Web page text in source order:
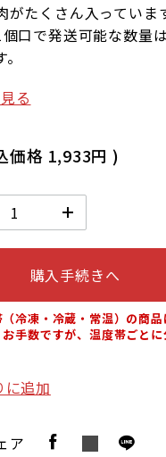
たくさん入っていま
口で発送可能な数量
る
価格 1,933円 )
購入手続きへ
冷凍・冷蔵・常温）の商
手数ですが、温度帯ごと
に追加
ア